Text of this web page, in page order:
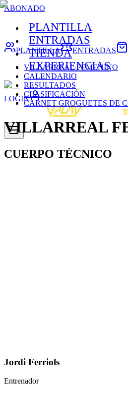
ABONADO
PLANTILLA
ENTRADAS
TIENDA
EXPERIENCIAS
LOGIN
PLANTILLA ENTRADAS
VILLARREAL FEMENINO
CALENDARIO
RESULTADOS
CLASIFICACIÓN
CARNET GROGUETES DE
VILLARREAL
CUERPO TÉCNICO
Jordi Ferriols
Entrenador